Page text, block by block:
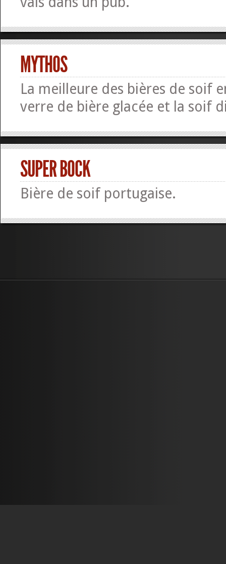
MYTHOS
La meilleure des bières de soif
verre de bière glacée et la soif
SUPER BOCK
Bière de soif portugaise.